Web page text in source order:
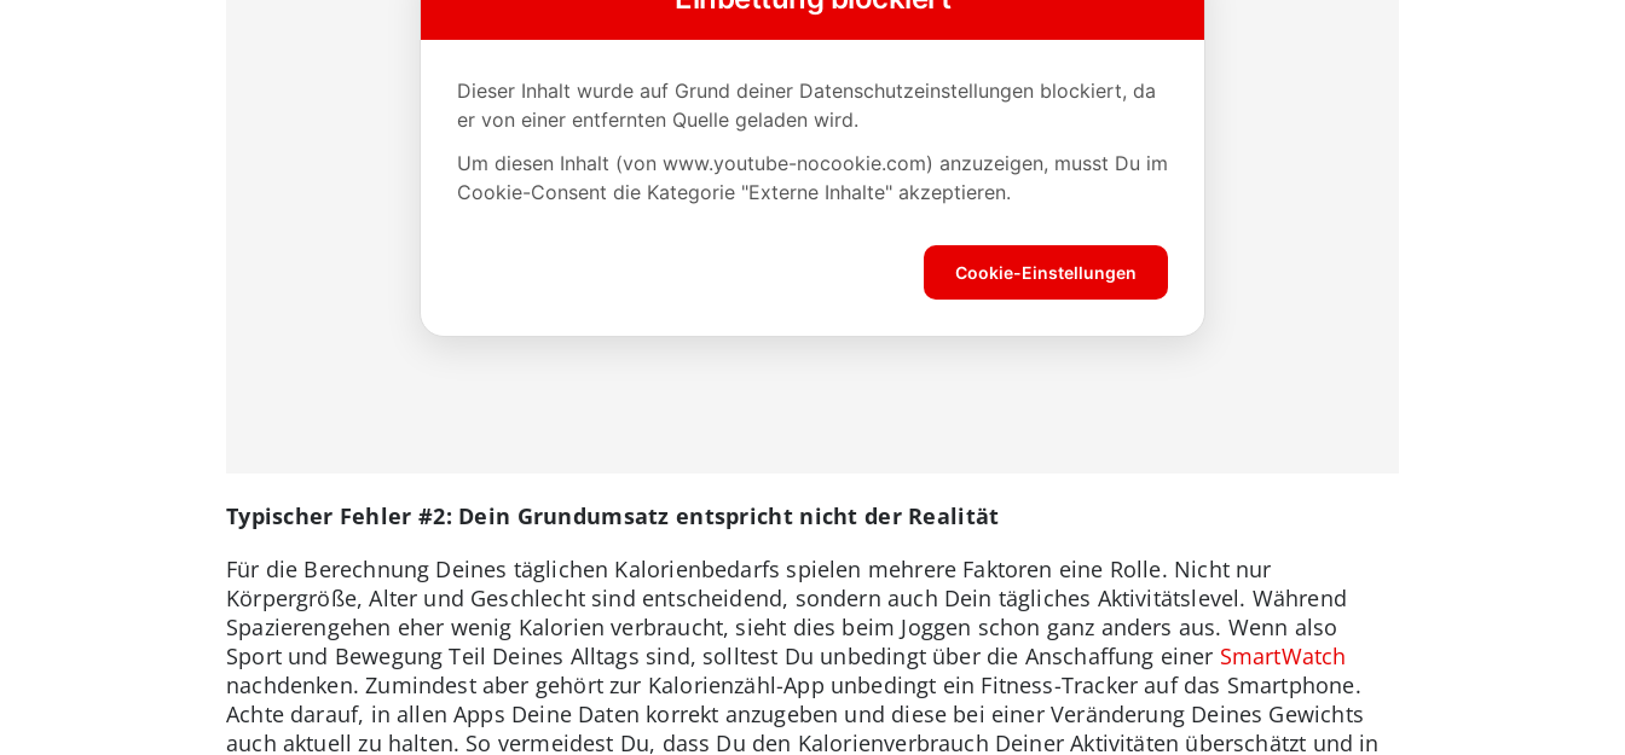
Typischer Fehler #2: Dein Grundumsatz entspricht nicht der Realität
Für die Berechnung Deines täglichen Kalorienbedarfs spielen mehrere Faktoren eine Rolle. Nicht nur
Körpergröße, Alter und Geschlecht sind entscheidend, sondern auch Dein tägliches Aktivitätslevel. Während
Spazierengehen eher wenig Kalorien verbraucht, sieht dies beim Joggen schon ganz anders aus. Wenn also
Sport und Bewegung Teil Deines Alltags sind, solltest Du unbedingt über die Anschaffung einer SmartWatch
nachdenken. Zumindest aber gehört zur Kalorienzähl-App unbedingt ein Fitness-Tracker auf das Smartphone.
Achte darauf, in allen Apps Deine Daten korrekt anzugeben und diese bei einer Veränderung Deines Gewichts
auch aktuell zu halten. So vermeidest Du, dass Du den Kalorienverbrauch Deiner Aktivitäten überschätzt und in